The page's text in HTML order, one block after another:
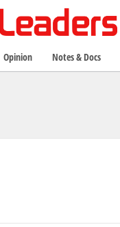
Opinion Notes & Docs